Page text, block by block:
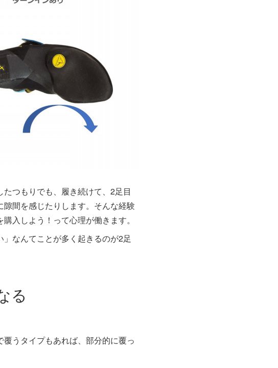
つもりでも、履き続けて、2足目
間を感じたりします。そんな経験
入しよう！って心理が働きます。
なんてことが多く起きるのが2足
る
うタイプもあれば、部分的に覆っ